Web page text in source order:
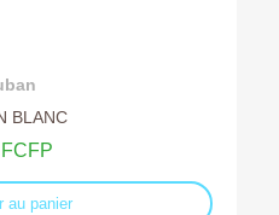
au devis
BLANC
au panier